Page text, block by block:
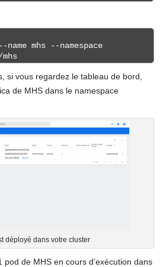
mhs --namespace
si vous regardez le tableau de bord,
de MHS dans le namespace
déployé dans votre cluster
pod de MHS en cours d’exécution dans